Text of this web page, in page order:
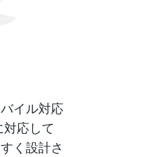
イル対応
応して
く設計さ